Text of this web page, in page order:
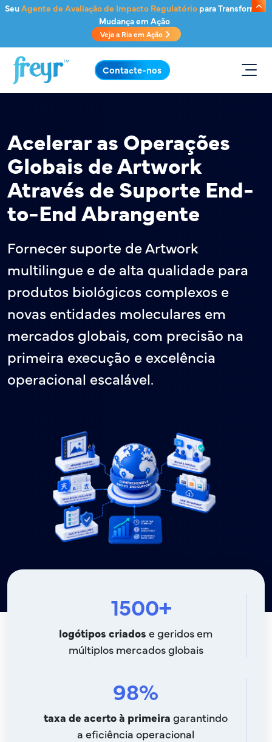
Saltar para o conteúdo principal
SeuAgente de Avaliação de Impacto Regulatóriopara Transformar
Mudança em Ação
Veja a Ria em Ação
.
Contacte-nos
Acelerar as Operações
Globais de Artwork
Através de Suporte End-
to-End Abrangente
Fornecer suporte de Artwork
multilingue e de alta qualidade para
produtos biológicos complexos e
novas entidades moleculares em
mercados globais, com precisão na
primeira execução e excelência
operacional escalável.
1500+
logótipos criados e geridos em
múltiplos mercados globais
98%
taxa de acerto à primeira garantindo
a eficiência operacional